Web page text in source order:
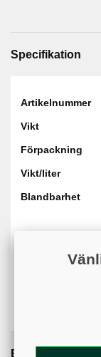
Specifikation
Artikelnummer
Vikt
Förpackning
Vikt/liter
Blandbarhet
Bilagor